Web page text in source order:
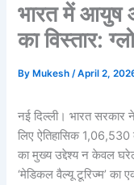
भारत में आयुष
का विस्तार:
By Mukesh/April 2,
नई दिल्ली। भारत
लिए ऐतिहासिक
का मुख्य उद्देश्य न केवल
‘मेडिकल वैल्यू टूरिज्म’ का